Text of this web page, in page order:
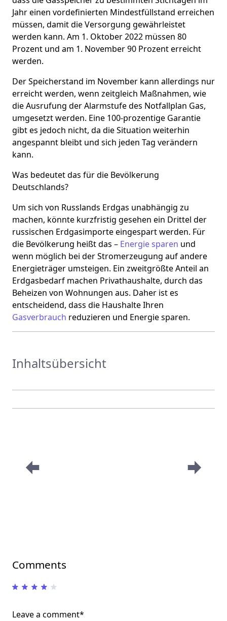
Inhaltsübersicht
Jahr einen vordefinierten Mindestfüllstand erreichen
müssen, damit die Versorgung gewährleistet
werden kann. Am 1. Oktober 2022 müssen 80
Prozent und am 1. November 90 Prozent erreicht
werden.
Der Speicherstand im November kann allerdings nur
erreicht werden, wenn zeitgleich Maßnahmen, wie
die Ausrufung der Alarmstufe des Notfallplan Gas,
umgesetzt werden. Eine 100-prozentige Garantie
gibt es jedoch nicht, da die Situation weiterhin
angespannt bleibt und sich jeden Tag verändern
kann.
Was bedeutet das für die Bevölkerung
Deutschlands?
Um sich von Russlands Erdgas unabhängig zu
machen, könnte kurzfristig gesehen ein Drittel der
russischen Erdgasimporte eingespart werden. Für
die Bevölkerung heißt das – Energie sparen und
wenn möglich bei der Stromerzeugung auf andere
Energieträger umsteigen. Ein zweitgrößte Anteil an
Erdgasbedarf machen Privathaushalte, durch das
Beheizen von Wohnungen aus. Daher ist es
entscheidend, dass die Haushalte Ihren
Gasverbrauch reduzieren und Energie sparen.
Comments
Leave a comment*